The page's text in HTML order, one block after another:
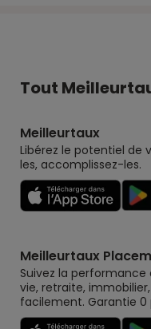
Tout
Meilleurtaux
Libérez le potentiel de
les, accomplissez-les.
Meilleurtaux
Suivez la
vie, retraite,
facilement. Garantie 0